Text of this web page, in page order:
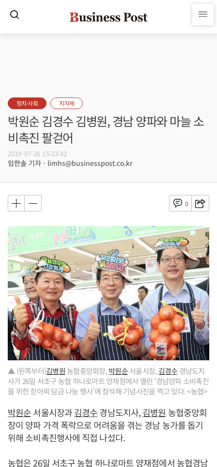
정치·사회 지자체
박원순 김경수 김병원, 경남 양파와 마늘 소
비촉진 팔걷어
2019-07-26 15:23:42
임한솔 기자 - limhs@businesspost.co.kr
0
▲ (왼쪽부터)김병원 농협중앙회장,박원순서울시장, 김경수 경남도지
사가 26일 서초구 농협 하나로마트 양재점에서 열린 ‘경남양파 소비촉진
을 위한 장아찌 담금 나눔 행사’에 참석해 기념사진을 찍고 있다. <농협>
박원순서울시장과김경수경남도지사,김병원 농협중앙회
장이 양파 가격 폭락으로 어려움을 겪는 경남 농가를 돕기
위해 소비촉진행사에 직접 나섰다.
농협은 26일 서초구 농협 하나로마트 양재점에서 농협경남